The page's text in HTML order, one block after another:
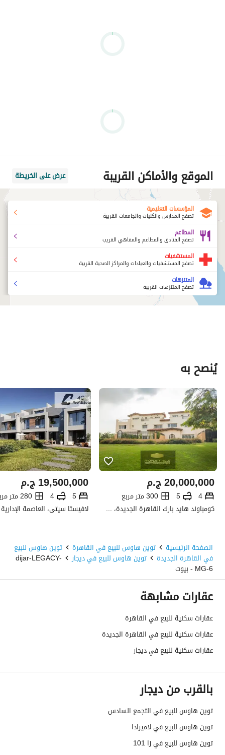
الموقع والأماكن القريبة عرض على الخريطة
المؤسسات التعليمية
تصفح المدارس والكليات والجامعات القريبة
المطاعم
تصفح الفنادق والمطاعم والمقاهي القريب
المستشفيات
تصفح المستشفيات والعيادات والمراكز الصحية القريبة
المتنزهات
تصفح المتنزهات القريبة
يُنصح به
ج.م20,000,000
4
5
300 متر مربع
كومباوند هايد بارك القاهرة الجديدة، التجمع الخامس، القاهرة الجديدة، القاهرة
ج.م19,500,000
5
4 280 متر مربع
الصفحة الرئيسية توين هاوس للبيع في القاهرة توين هاوس للبيع
في القاهرة الجديدة توين هاوس للبيع في ديجار dijar-LEGACY-
MG-6 - بيوت
عقارات مشابهة
عقارات سكنية للبيع في القاهرة
عقارات سكنية للبيع في القاهرة الجديدة
عقارات سكنية للبيع في ديجار
بالقرب من ديجار
توين هاوس للبيع في التجمع السادس
توين هاوس للبيع في لاميرادا
توين هاوس للبيع في زا 101